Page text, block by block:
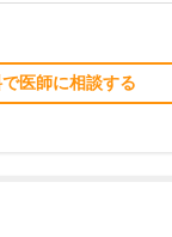
医師に相談する